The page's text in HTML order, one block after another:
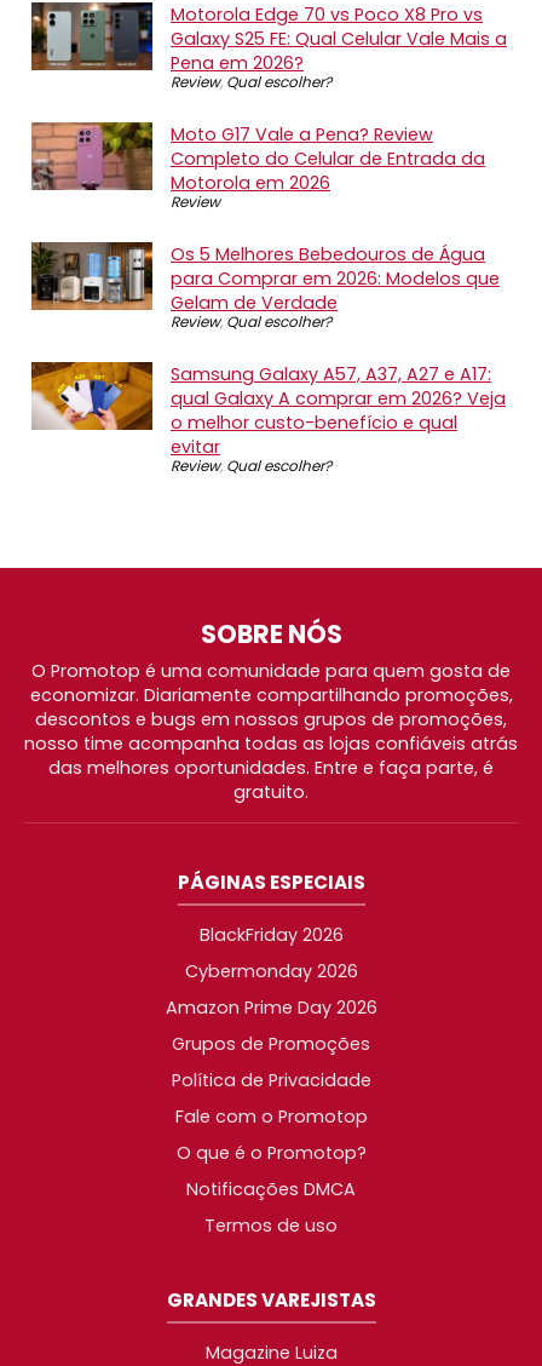
Motorola Edge 70 vs Poco X8 Pro vs
Galaxy S25 FE: Qual Celular Vale Mais a
Pena em 2026?
Review, Qual escolher?
Moto G17 Vale a Pena? Review
Completo do Celular de Entrada da
Motorola em 2026
Review
Os 5 Melhores Bebedouros de Água
para Comprar em 2026: Modelos que
Gelam de Verdade
Review, Qual escolher?
Samsung Galaxy A57, A37, A27 e A17:
qual Galaxy A comprar em 2026? Veja
o melhor custo-benefício e qual
evitar
Review, Qual escolher?
SOBRE NÓS
O Promotop é uma comunidade para quem gosta de
economizar. Diariamente compartilhando promoções,
descontos e bugs em nossos grupos de promoções,
nosso time acompanha todas as lojas confiáveis atrás
das melhores oportunidades. Entre e faça parte, é
gratuito.
PÁGINAS ESPECIAIS
BlackFriday 2026
Cybermonday 2026
Amazon Prime Day 2026
Grupos de Promoções
Política de Privacidade
Fale com o Promotop
O que é o Promotop?
Notificações DMCA
Termos de uso
GRANDES VAREJISTAS
Magazine Luiza